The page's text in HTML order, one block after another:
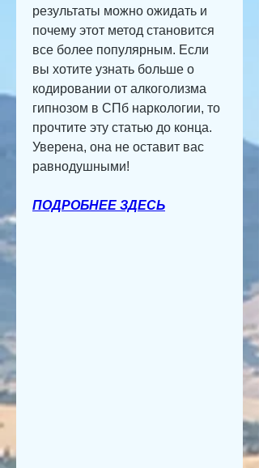
результаты можно ожидать и
почему этот метод становится
все более популярным. Если
вы хотите узнать больше о
кодировании от алкоголизма
гипнозом в СПб наркологии, то
прочтите эту статью до конца.
Уверена, она не оставит вас
равнодушными!
ПОДРОБНЕЕ ЗДЕСЬ